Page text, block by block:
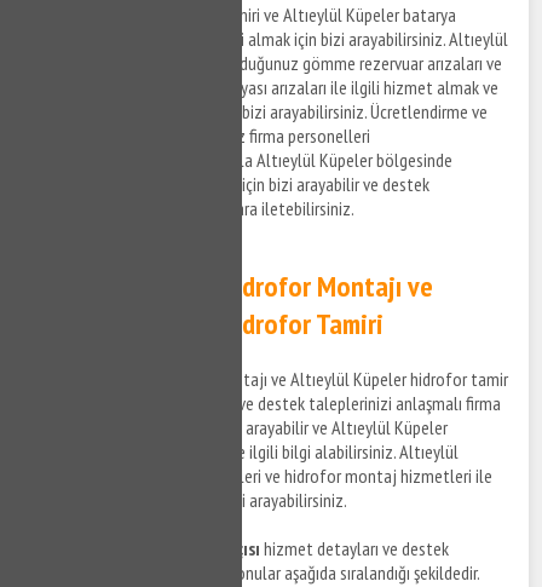
Altıeylül Küpeler rezervuar tamiri ve Altıeylül Küpeler batarya
montaj hizmetleri ile ilgili bilgi almak için bizi arayabilirsiniz. Altıeylül
Küpeler bölgesinde yaşamış olduğunuz gömme rezervuar arızaları ve
mutfak bataryası, banyo bataryası arızaları ile ilgili hizmet almak ve
detaylara erişim sağlamak için bizi arayabilirsiniz. Ücretlendirme ve
detayları anlaşmalı olduğumuz firma personelleri
gerçekleştirmektedir. Dolayısıyla Altıeylül Küpeler bölgesinde
rezervuar tamir desteği almak için bizi arayabilir ve destek
taleplerinizi anlaşmalı kurumlara iletebilirsiniz.
Altıeylül Küpeler Hidrofor Montajı ve
Altıeylül Küpeler Hidrofor Tamiri
Altıeylül Küpeler hidrofor montajı ve Altıeylül Küpeler hidrofor tamir
hizmetleri ile ilgili bilgi almak ve destek taleplerinizi anlaşmalı firma
personellerine iletmek için bizi arayabilir ve Altıeylül Küpeler
bölgesinde su tesisat tamiri ile ilgili bilgi alabilirsiniz. Altıeylül
Küpeler hidrofor tamir hizmetleri ve hidrofor montaj hizmetleri ile
ilgili detaylı bilgi almak için bizi arayabilirsiniz.
Altıeylül Küpeler su tesisatçısı hizmet detayları ve destek
taleplerinizi iletebileceğiniz konular aşağıda sıralandığı şekildedir.